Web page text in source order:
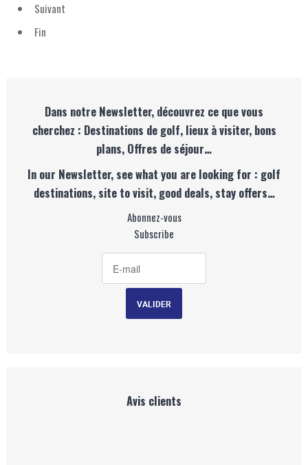
Suivant
Fin
Dans notre Newsletter, découvrez ce que vous
cherchez : Destinations de golf, lieux à visiter, bons
plans, Offres de séjour…
In our Newsletter, see what you are looking for : golf
destinations, site to visit, good deals, stay offers…
Abonnez-vous
Subscribe
Avis clients